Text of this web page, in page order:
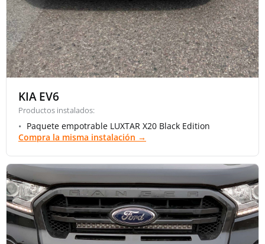
KIA EV6
Productos instalados:
Paquete empotrable LUXTAR X20 Black Edition
Compra la misma instalación →